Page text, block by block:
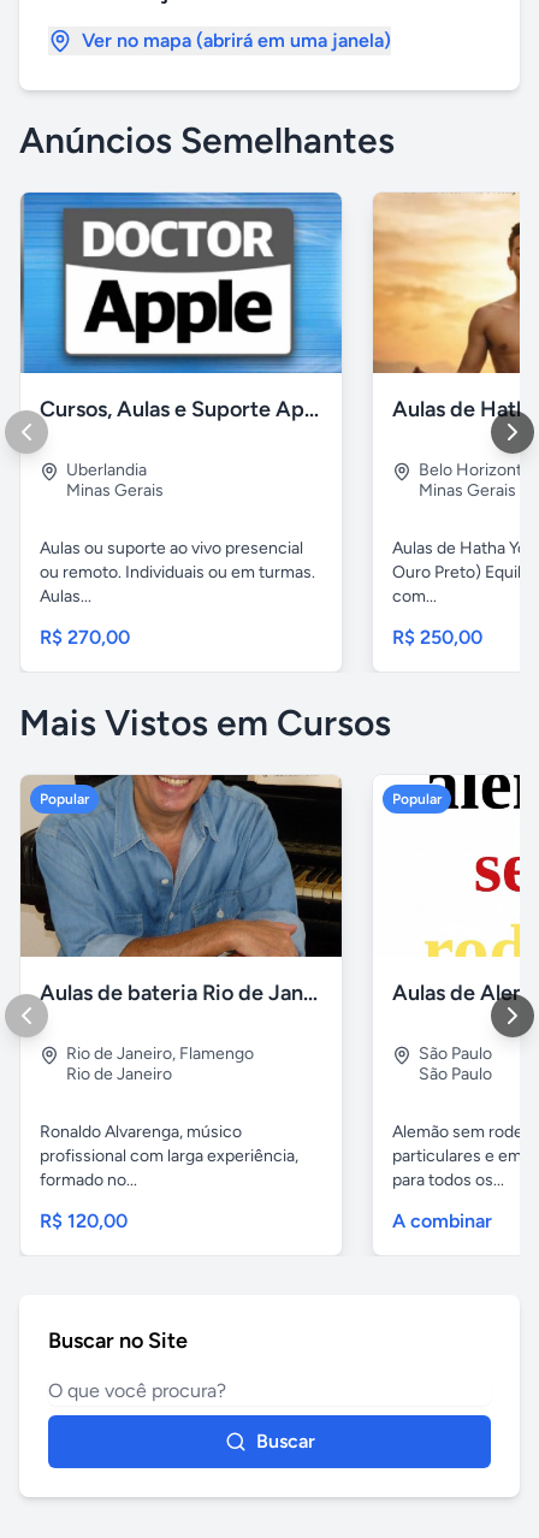
Ver no mapa (abrirá em uma janela)
Anúncios Semelhantes
Cursos, Aulas e Suporte Apple - Básico e Avançado
Uberlandia
Minas Gerais
Aulas ou suporte ao vivo presencial
ou remoto. Individuais ou em turmas.
Aulas...
R$ 270,00
Belo Horizonte
Minas Gerais
Aulas de Hatha
Ouro Preto)
com...
R$ 250,00
Mais Vistos em Cursos
Popular
Aulas de bateria Rio de Janeiro
Rio de Janeiro, Flamengo
Rio de Janeiro
Ronaldo Alvarenga, músico
profissional com larga experiência,
formado no...
R$ 120,00
Popular
São Paulo
São Paulo
Alemão sem
particulares e em
para todos os...
A combinar
Buscar no Site
Buscar